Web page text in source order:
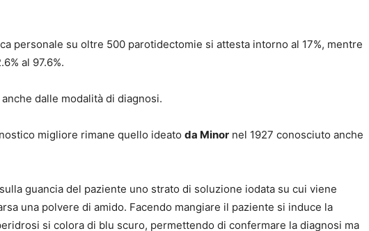
personale su oltre 500 parotidectomie si attesta intorno al 17%, mentre
al 97.6%.
dalle modalità di diagnosi.
migliore rimane quello ideato da Minor nel 1927 conosciuto anche
guancia del paziente uno strato di soluzione iodata su cui viene
una polvere di amido. Facendo mangiare il paziente si induce la
si colora di blu scuro, permettendo di confermare la diagnosi ma